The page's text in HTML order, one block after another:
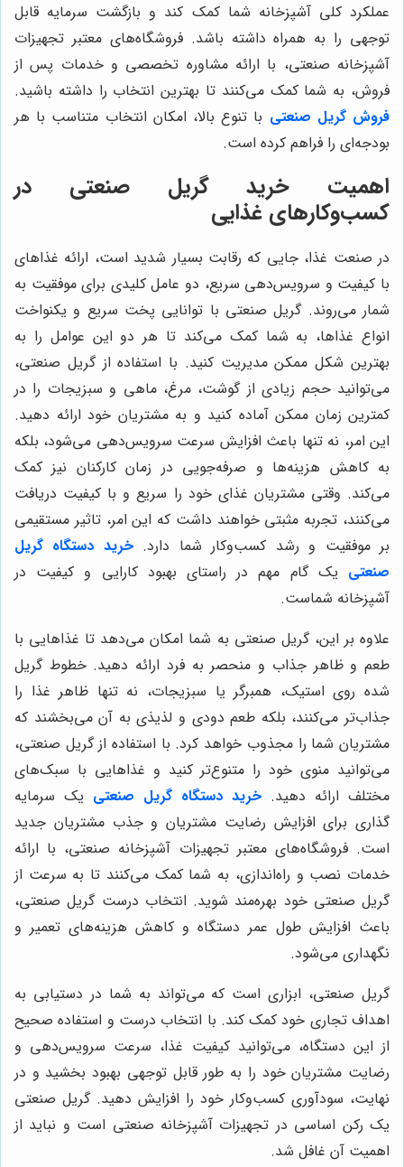
عملکرد کلی آشپزخانه شما کمک کند و بازگشت سرمایه قابل
توجهی را به همراه داشته باشد. فروشگاه‌های معتبر تجهیزات
آشپزخانه صنعتی، با ارائه مشاوره تخصصی و خدمات پس از
فروش، به شما کمک می‌کنند تا بهترین انتخاب را داشته باشید.
فروش گریل صنعتی با تنوع بالا، امکان انتخاب متناسب با هر
بودجه‌ای را فراهم کرده است.
اهمیت خرید گریل صنعتی در
کسب‌وکارهای غذایی
در صنعت غذا، جایی که رقابت بسیار شدید است، ارائه غذاهای
با کیفیت و سرویس‌دهی سریع، دو عامل کلیدی برای موفقیت به
شمار می‌روند. گریل صنعتی با توانایی پخت سریع و یکنواخت
انواع غذاها، به شما کمک می‌کند تا هر دو این عوامل را به
بهترین شکل ممکن مدیریت کنید. با استفاده از گریل صنعتی،
می‌توانید حجم زیادی از گوشت، مرغ، ماهی و سبزیجات را در
کمترین زمان ممکن آماده کنید و به مشتریان خود ارائه دهید.
این امر، نه تنها باعث افزایش سرعت سرویس‌دهی می‌شود، بلکه
به کاهش هزینه‌ها و صرفه‌جویی در زمان کارکنان نیز کمک
می‌کند. وقتی مشتریان غذای خود را سریع و با کیفیت دریافت
می‌کنند، تجربه مثبتی خواهند داشت که این امر، تاثیر مستقیمی
بر موفقیت و رشد کسب‌وکار شما دارد.خرید دستگاه گریل
صنعتی یک گام مهم در راستای بهبود کارایی و کیفیت در
آشپزخانه شماست.
علاوه بر این، گریل صنعتی به شما امکان می‌دهد تا غذاهایی با
طعم و ظاهر جذاب و منحصر به فرد ارائه دهید. خطوط گریل
شده روی استیک، همبرگر یا سبزیجات، نه تنها ظاهر غذا را
جذاب‌تر می‌کنند، بلکه طعم دودی و لذیذی به آن می‌بخشند که
مشتریان شما را مجذوب خواهد کرد. با استفاده از گریل صنعتی،
می‌توانید منوی خود را متنوع‌تر کنید و غذاهایی با سبک‌های
مختلف ارائه دهید. خرید دستگاه گریل صنعتی یک سرمایه
گذاری برای افزایش رضایت مشتریان و جذب مشتریان جدید
است. فروشگاه‌های معتبر تجهیزات آشپزخانه صنعتی، با ارائه
خدمات نصب و راه‌اندازی، به شما کمک می‌کنند تا به سرعت از
گریل صنعتی خود بهره‌مند شوید. انتخاب درست گریل صنعتی،
باعث افزایش طول عمر دستگاه و کاهش هزینه‌های تعمیر و
نگهداری می‌شود.
گریل صنعتی، ابزاری است که می‌تواند به شما در دستیابی به
اهداف تجاری خود کمک کند. با انتخاب درست و استفاده صحیح
از این دستگاه، می‌توانید کیفیت غذا، سرعت سرویس‌دهی و
رضایت مشتریان خود را به طور قابل توجهی بهبود بخشید و در
نهایت، سودآوری کسب‌وکار خود را افزایش دهید. گریل صنعتی
یک رکن اساسی در تجهیزات آشپزخانه صنعتی است و نباید از
اهمیت آن غافل شد.